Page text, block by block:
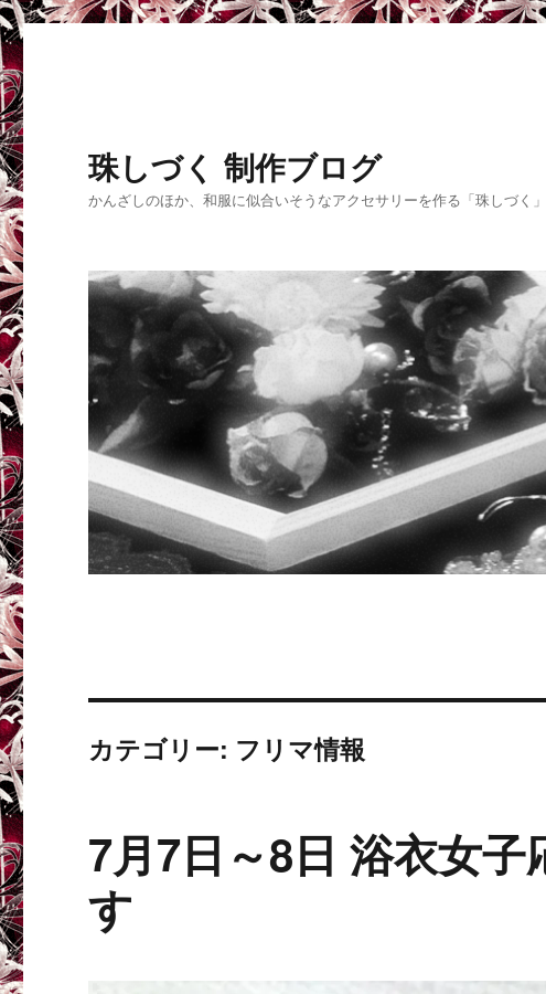
珠しづく 制作ブログ
かんざしのほか、和服に似合いそうなアクセサリーを作る「珠しづく
カテゴリー: フリマ情報
7月7日～8日 浴衣女
す